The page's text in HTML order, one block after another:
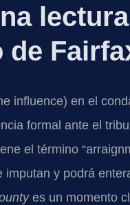
de
influence) en el
formal ante el
el término
y podrá
es un momento